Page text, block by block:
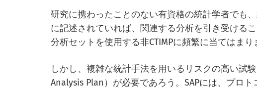
研究に携わったことのない有資格の統計学者でも
に記述されていれば、関連する分析を引き受ける
分析セットを使用する非CTIMPに頻繁に当てはまり
しかし、複雑な統計手法を用いるリスクの高い試
Analysis Plan）が必要であろう。SAPには、プロ